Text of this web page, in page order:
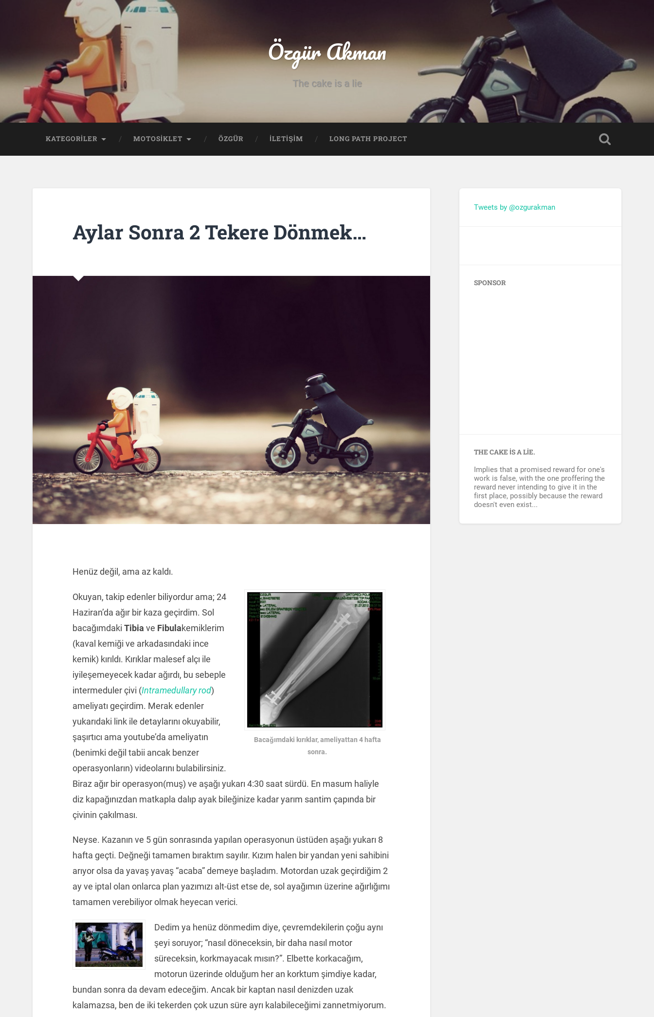
Özgür Akman
The cake is a lie
KATEGORİLER MOTOSİKLET ÖZGÜR İLETİŞİM LONG PATH PROJECT
Aylar Sonra 2 Tekere Dönmek…
Henüz değil, ama az kaldı.
Bacağımdaki kırıklar, ameliyattan 4 hafta
sonra.
Okuyan, takip edenler biliyordur ama; 24
Haziran’da ağır bir kaza geçirdim. Sol
bacağımdaki Tibia ve Fibulakemiklerim
(kaval kemiği ve arkadasındaki ince
kemik) kırıldı. Kırıklar malesef alçı ile
iyileşemeyecek kadar ağırdı, bu sebeple
intermeduler çivi (Intramedullary rod)
ameliyatı geçirdim. Merak edenler
yukarıdaki link ile detaylarını okuyabilir,
şaşırtıcı ama youtube’da ameliyatın
(benimki değil tabii ancak benzer
operasyonların) videolarını bulabilirsiniz.
Biraz ağır bir operasyon(muş) ve aşağı yukarı 4:30 saat sürdü. En masum haliyle
diz kapağınızdan matkapla dalıp ayak bileğinize kadar yarım santim çapında bir
çivinin çakılması.
Neyse. Kazanın ve 5 gün sonrasında yapılan operasyonun üstüden aşağı yukarı 8
hafta geçti. Değneği tamamen bıraktım sayılır. Kızım halen bir yandan yeni sahibini
arıyor olsa da yavaş yavaş “acaba” demeye başladım. Motordan uzak geçirdiğim 2
ay ve iptal olan onlarca plan yazımızı alt-üst etse de, sol ayağımın üzerine ağırlığımı
tamamen verebiliyor olmak heyecan verici.
Dedim ya henüz dönmedim diye, çevremdekilerin çoğu aynı
şeyi soruyor; “nasıl döneceksin, bir daha nasıl motor
süreceksin, korkmayacak mısın?”. Elbette korkacağım,
motorun üzerinde olduğum her an korktum şimdiye kadar,
bundan sonra da devam edeceğim. Ancak bir kaptan nasıl denizden uzak
kalamazsa, ben de iki tekerden çok uzun süre ayrı kalabileceğimi zannetmiyorum.
Tweets by @ozgurakman
SPONSOR
THE CAKE IS A LIE.
Implies that a promised reward for one's
work is false, with the one proffering the
reward never intending to give it in the
first place, possibly because the reward
doesn't even exist...